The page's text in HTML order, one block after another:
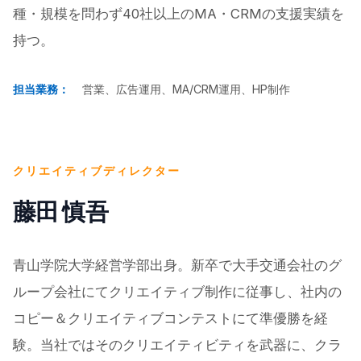
種・規模を問わず40社以上のMA・CRMの支援実績を
持つ。
担当業務： 営業、広告運用、MA/CRM運用、HP制作
クリエイティブディレクター
藤田 慎吾
青山学院大学経営学部出身。新卒で大手交通会社のグ
ループ会社にてクリエイティブ制作に従事し、社内の
コピー＆クリエイティブコンテストにて準優勝を経
験。当社ではそのクリエイティビティを武器に、クラ